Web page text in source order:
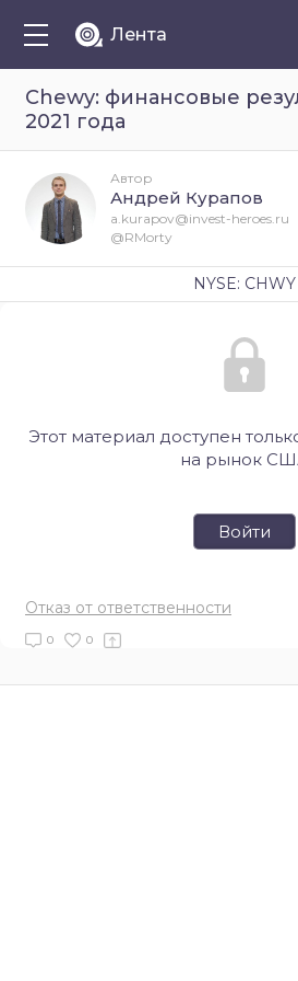
Лента
Chewy: финансовые
2021 года
Этот материал доступен
на рынок
Войти
Отказ от ответственности
0 0
Автор
Андрей Курапов
a.kurapov@invest-heroes.ru
@RMorty
NYSE: CHWY